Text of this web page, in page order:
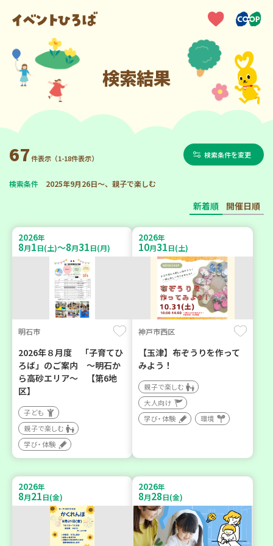
検索結果
67件表示（1-18件表示） 検索条件を変更
検索条件 2025年9月26日～、親子で楽しむ
新着順 開催日順
2026年
8月1日(土)～8月31日(月)
明石市
2026年８月度 「子育てひ
ろば」のご案内 ～明石か
ら高砂エリア～ 【第6地
区】
子ども
親子で楽しむ
学び・体験
2026年
10月31日(土)
神戸市西区
【玉津】布ぞうりを作って
みよう！
親子で楽しむ
大人向け
学び・体験
環境
2026年
8月21日(金)
2026年
8月28日(金)